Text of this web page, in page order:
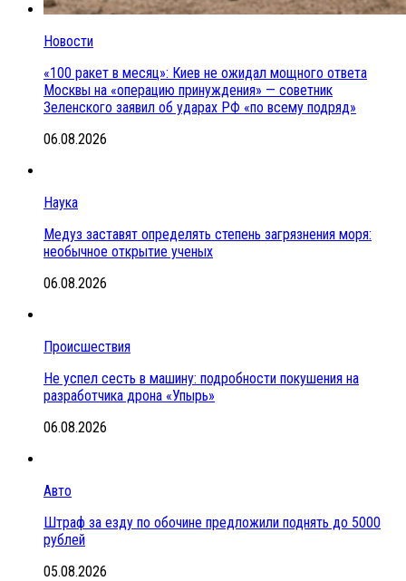
Новости
«100 ракет в месяц»: Киев не ожидал мощного ответа
Москвы на «операцию принуждения» — советник
Зеленского заявил об ударах РФ «по всему подряд»
06.08.2026
Наука
Медуз заставят определять степень загрязнения моря:
необычное открытие ученых
06.08.2026
Происшествия
Не успел сесть в машину: подробности покушения на
разработчика дрона «Упырь»
06.08.2026
Авто
Штраф за езду по обочине предложили поднять до 5000
рублей
05.08.2026